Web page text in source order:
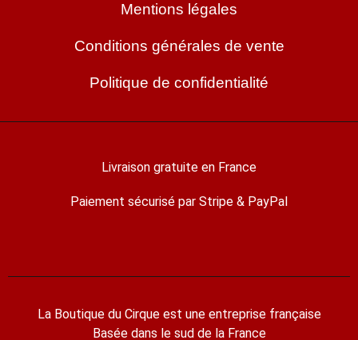
Mentions légales
Conditions générales de vente
Politique de confidentialité
Livraison gratuite en France
Paiement sécurisé par Stripe & PayPal
La Boutique du Cirque est une entreprise française
Basée dans le sud de la France